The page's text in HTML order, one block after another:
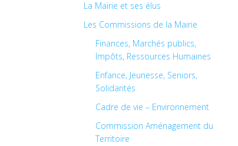
La Mairie et ses élus
Les Commissions de la Mairie
Finances, Marchés publics,
Impôts, Ressources Humaines
Enfance, Jeunesse, Seniors,
Solidarités
Cadre de vie – Environnement
Commission Aménagement du
Territoire